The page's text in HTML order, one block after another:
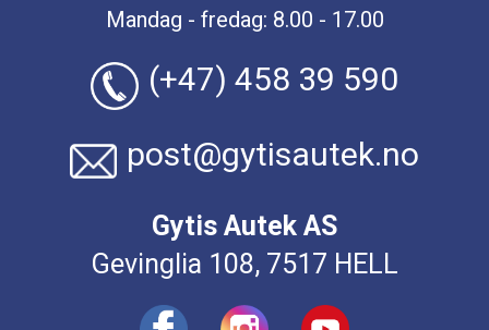
Mandag - fredag: 8.00 - 17.00
(+47) 458 39 590
post@gytisautek.no
Gytis Autek AS
Gevinglia 108, 7517 HELL